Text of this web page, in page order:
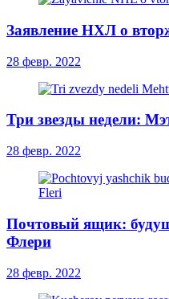
Заявление НХЛ о
28 февр. 2022
Три звезды недели:
28 февр. 2022
Почтовый ящик:
Флери
28 февр. 2022